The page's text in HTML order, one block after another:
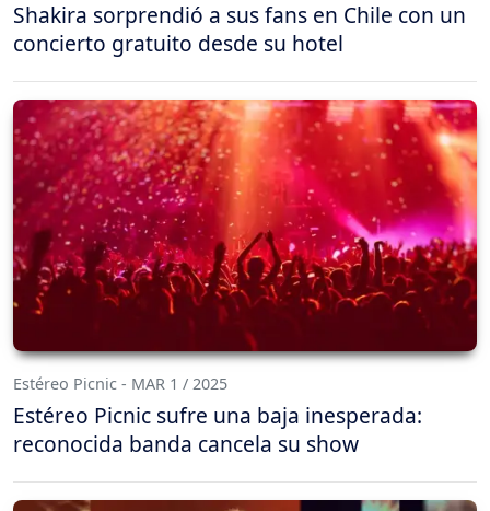
Shakira sorprendió a sus fans en Chile con un
concierto gratuito desde su hotel
Estéreo Picnic - MAR 1 / 2025
Estéreo Picnic sufre una baja inesperada:
reconocida banda cancela su show